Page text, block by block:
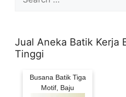
for:
Jual Aneka Batik Kerja
Tinggi
Busana Batik Tiga
Motif, Baju